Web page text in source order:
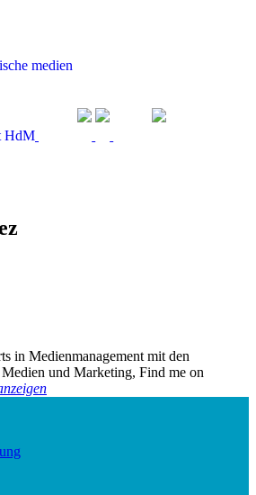
in Medienmanagement mit den
und Marketing, Find me on